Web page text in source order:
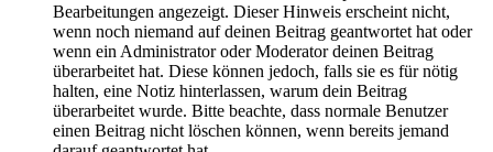
Bearbeitungen angezeigt. Dieser Hinweis erscheint nicht,
wenn noch niemand auf deinen Beitrag geantwortet hat oder
wenn ein Administrator oder Moderator deinen Beitrag
überarbeitet hat. Diese können jedoch, falls sie es für nötig
halten, eine Notiz hinterlassen, warum dein Beitrag
überarbeitet wurde. Bitte beachte, dass normale Benutzer
einen Beitrag nicht löschen können, wenn bereits jemand